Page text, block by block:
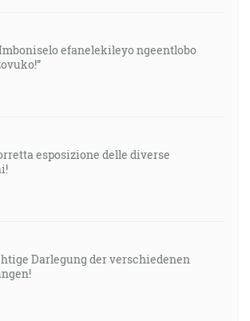
efanelekileyo ngeentlobo
esposizione delle diverse
Darlegung der verschiedenen